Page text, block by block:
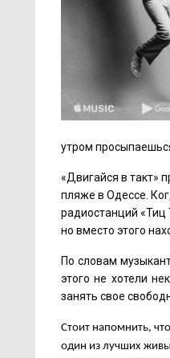
утром
«Двигайся в такт»
пляже в Одессе.
радиостанций «Тиц
но вместо этого
По словам
этого не хотели
занять свое
Стоит напомнить,
один из лучших